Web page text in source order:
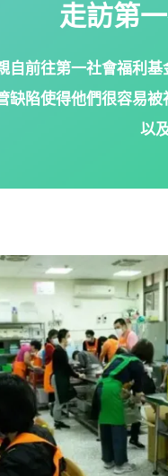
走訪第一
自前往第一社會福利基
缺陷使得他們很容易
以